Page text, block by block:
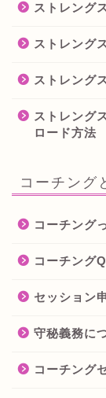
ストレング
ストレング
ストレング
ストレング
ロード方法
コーチング
コーチング
コーチング
セッション
守秘義務に
コーチング